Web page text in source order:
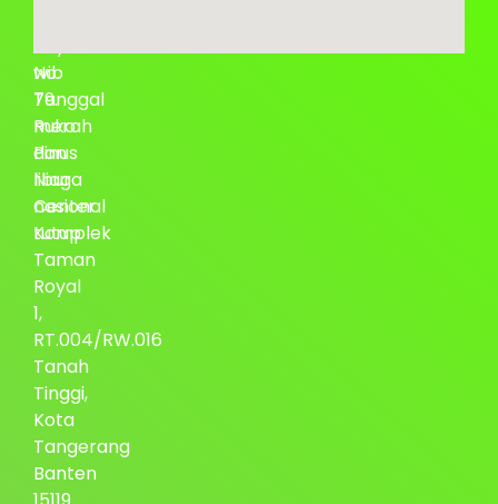
No.
79.
Ruko
Pinus
Niaga
Center.
Komplek
Taman
Royal
1,
RT.004/RW.016
Tanah
Tinggi,
Kota
Tangerang
Banten
wib
Tanggal
merah
dan
libur
nasional
tutup